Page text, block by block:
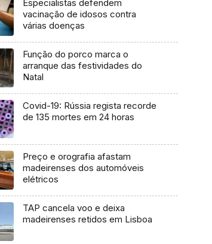
Especialistas defendem
vacinação de idosos contra
várias doenças
Função do porco marca o
arranque das festividades do
Natal
Covid-19: Rússia regista recorde
de 135 mortes em 24 horas
Preço e orografia afastam
madeirenses dos automóveis
elétricos
TAP cancela voo e deixa
madeirenses retidos em Lisboa